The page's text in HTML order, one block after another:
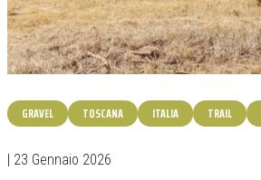
GRAVEL TOSCANA ITALIA TRAIL
| 23 Gennaio 2026